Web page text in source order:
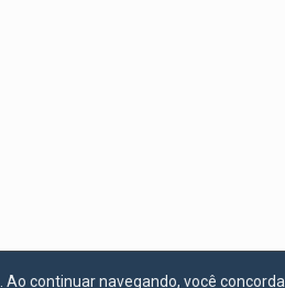
. Ao continuar navegando, você